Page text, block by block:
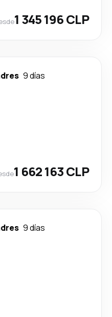
1 345 196 CLP
9 días
1 662 163 CLP
9 días